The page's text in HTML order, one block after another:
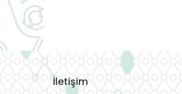
İletişim